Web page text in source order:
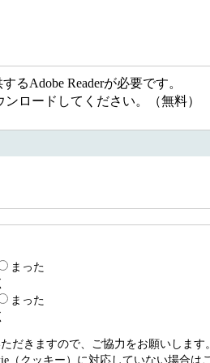
るAdobe Readerが必要です。
ロードしてください。（無料）
まった
まった
だきますので、ご協力をお願いします
クッキー）に対応していない場合は